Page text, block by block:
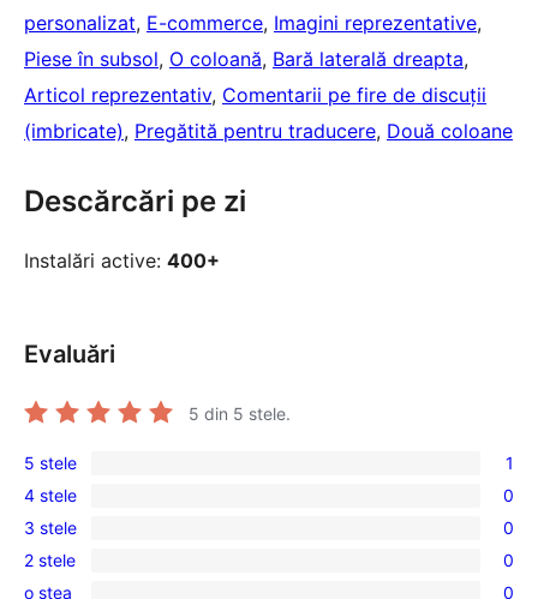
personalizat, E-commerce, Imagini reprezentative
Piese în subsol, O coloană, Bară laterală dreapta
Articol reprezentativ, Comentarii pe fire de discuții
(imbricate), Pregătită pentru traducere, Două coloane
Descărcări pe zi
Instalări active: 400+
Evaluări
5 din 5 stele.
1
5
–
recenzie
(stele)
5 stele 1
0
4
–
recenzii
4 stele 0
0
3
3 stele 0
0
2 stele 0
o stea 0